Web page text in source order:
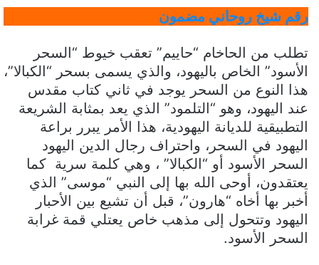
رقم شيخ روحاني مضمون
تطلب من الحاخام “حاييم” تعقب خيوط “السحر
الأسود” الخاص باليهود، والذي يسمى بسحر “الكبالا”،
هذا النوع من السحر يوجد في ثاني كتاب مقدس
عند اليهود، وهو “التلمود” الذي يعد بمثابة الشريعة
التطبيقية للديانة اليهودية، هذا الأمر يبرر براعة
اليهود في السحر، واحتراف رجال الدين اليهود
السحر الأسود أو “الكبالا” ، وهي كلمة سرية كما
يعتقدون، أوحى الله بها إلى النبي “موسى” الذي
أخبر بها أخاه “هارون”، قبل أن تشيع بين الأحبار
اليهود وتتحول إلى مذهب خاص يعتلي قمة غرابة
السحر الأسود.